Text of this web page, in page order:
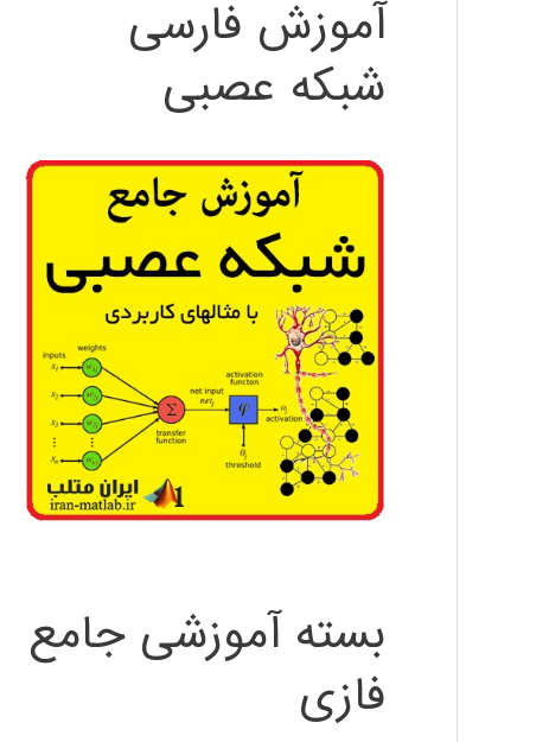
آموزش فارسی
شبکه عصبی
بسته آموزشی جامع
فازی